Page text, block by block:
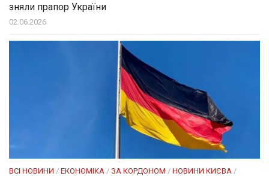
зняли прапор України
02.06.2026
ВСІ НОВИНИ / ЕКОНОМІКА / ЗА КОРДОНОМ / НОВИНИ КИЄВА /